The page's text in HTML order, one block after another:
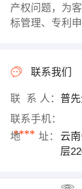
产权问题，为
标管理、专利
联系我们
联 系 人： 普
联系手机：
****
地 址：
云
层